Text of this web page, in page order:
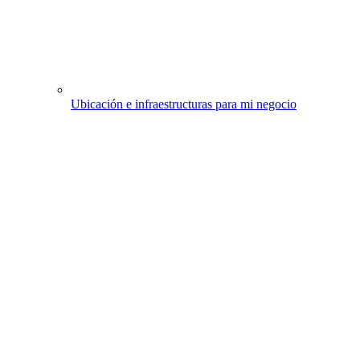
Ubicación e infraestructuras para mi negocio